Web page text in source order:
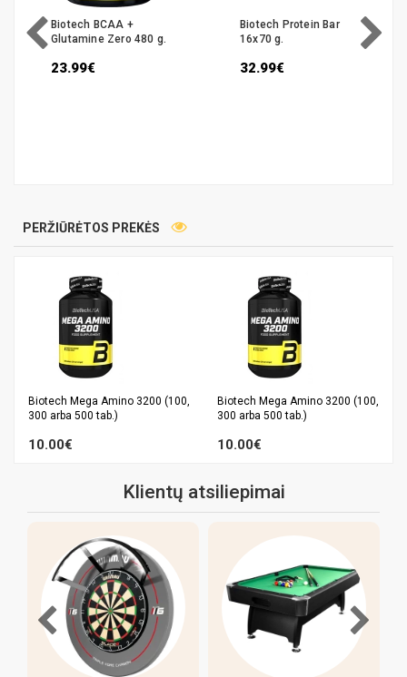
Biotech BCAA +
Glutamine Zero 480 g.
23.99€
Biotech Protein Bar
16x70 g.
32.99€
PERŽIŪRĖTOS PREKĖS
Biotech Mega Amino 3200 (100,
300 arba 500 tab.)
10.00€
Biotech Mega Amino 3200 (100,
300 arba 500 tab.)
10.00€
Klientų atsiliepimai